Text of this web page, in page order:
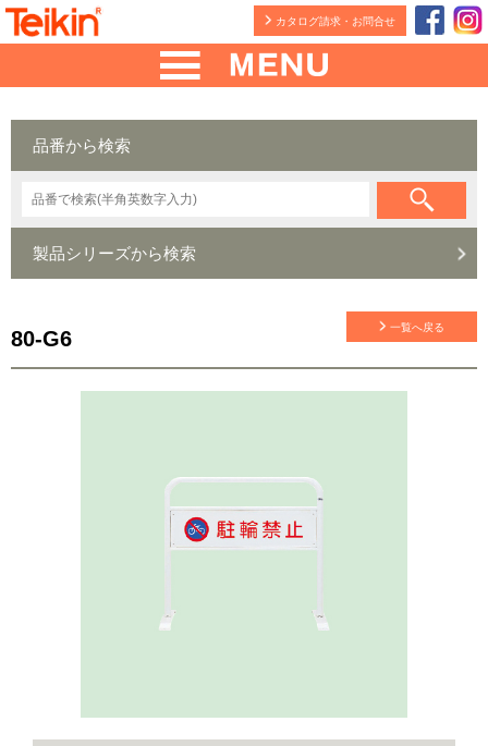
カタログ請求・お問合せ
品番から検索
製品シリーズから検索
80-G6 一覧へ戻る